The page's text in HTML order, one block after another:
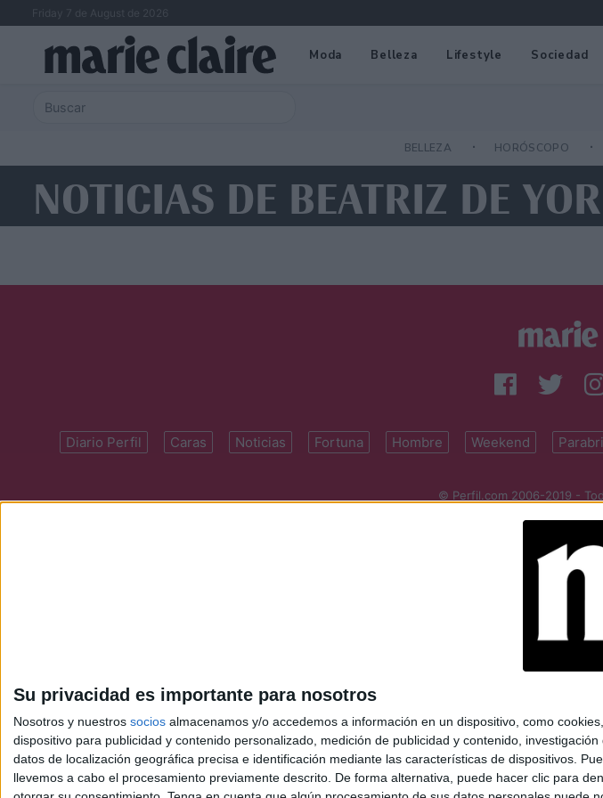
Su privacidad es importante para nosotros
Nosotros y nuestros socios almacenamos y/o accedemos a información en un dispositivo, como
dispositivo para publicidad y contenido personalizado, medición de publicidad y contenido,
datos de localización geográfica precisa e identificación mediante las características de dispositivos.
llevemos a cabo el procesamiento previamente descrito. De forma alternativa, puede hacer clic para
Friday 7 de August de 2026
Moda Belleza Lifestyle Sociedad
BELLEZA HORÓSCOPO
NOTICIAS DE BEATRIZ DE
Diario Perfil Caras Noticias Fortuna Hombre Weekend
© Perfil.com 2006-2019 -
perfilcom@perfil.com|